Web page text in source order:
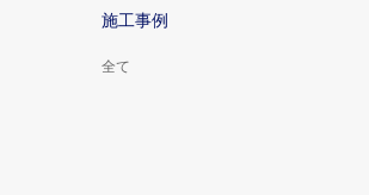
施工事例
全て